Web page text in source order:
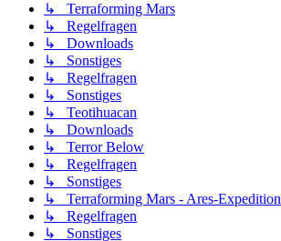
↳ Terraforming Mars
↳ Regelfragen
↳ Downloads
↳ Sonstiges
↳ Regelfragen
↳ Sonstiges
↳ Teotihuacan
↳ Downloads
↳ Terror Below
↳ Regelfragen
↳ Sonstiges
↳ Terraforming Mars - Ares-Expedition
↳ Regelfragen
↳ Sonstiges